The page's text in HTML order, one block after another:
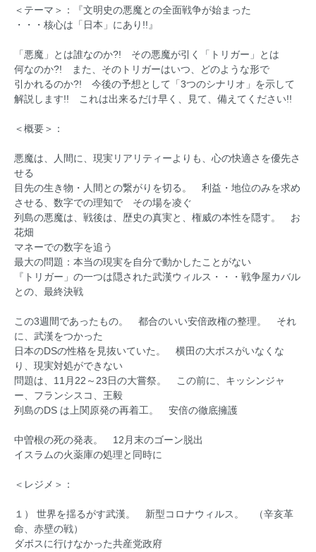
＜テーマ＞：『文明史の悪魔との全面戦争が始まった
・・・核心は「日本」にあり!!』
「悪魔」とは誰なのか?! その悪魔が引く「トリガー」とは
何なのか?! また、そのトリガーはいつ、どのような形で
引かれるのか?! 今後の予想として「3つのシナリオ」を示して
解説します!! これは出来るだけ早く、見て、備えてください!!
＜概要＞：
悪魔は、人間に、現実リアリティーよりも、心の快適さを優先さ
せる
目先の生き物・人間との繋がりを切る。 利益・地位のみを求め
させる、数字での理知で その場を凌ぐ
列島の悪魔は、戦後は、歴史の真実と、権威の本性を隠す。 お
花畑
マネーでの数字を追う
最大の問題：本当の現実を自分で動かしたことがない
『トリガー」の一つは隠された武漢ウィルス・・・戦争屋カバル
との、最終決戦
この3週間であったもの。 都合のいい安倍政権の整理。 それ
に、武漢をつかった
日本のDSの性格を見抜いていた。 横田の大ボスがいなくな
り、現実対処ができない
問題は、11月22～23日の大嘗祭。 この前に、キッシンジャ
ー、フランシスコ、王毅
列島のDS は上関原発の再着工。 安倍の徹底擁護
中曽根の死の発表。 12月末のゴーン脱出
イスラムの火薬庫の処理と同時に
＜レジメ＞：
１） 世界を揺るがす武漢。 新型コロナウィルス。 （辛亥革
命、赤壁の戦）
ダボスに行けなかった共産党政府